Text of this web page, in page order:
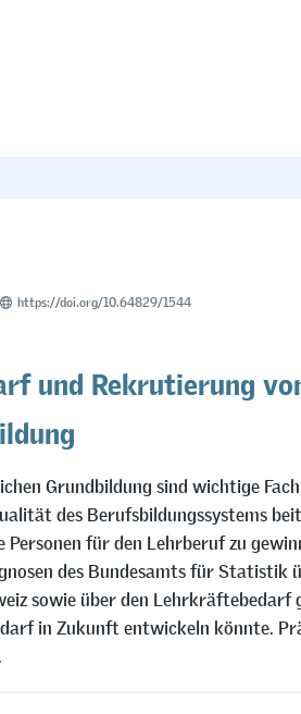
https://doi.org/10.64829/1544
und Rekrutierung
Grundbildung sind wichtige
des Berufsbildungssystems
für den Lehrberuf zu
des Bundesamts für Statistik
sowie über den Lehrkräftebedarf
in Zukunft entwickeln könnte.